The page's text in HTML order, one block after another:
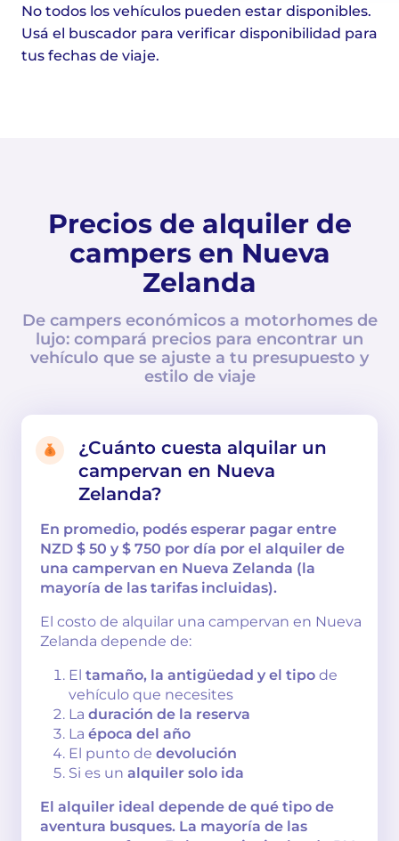
No todos los vehículos pueden estar disponibles.
Usá el buscador para verificar disponibilidad para
tus fechas de viaje.
Precios de alquiler de
campers en Nueva
Zelanda
De campers económicos a motorhomes de
lujo: compará precios para encontrar un
vehículo que se ajuste a tu presupuesto y
estilo de viaje
¿Cuánto cuesta alquilar un
campervan en Nueva
Zelanda?
En promedio, podés esperar pagar entre
NZD $ 50 y $ 750 por día por el alquiler de
una campervan en Nueva Zelanda (la
mayoría de las tarifas incluidas).
El costo de alquilar una campervan en Nueva
Zelanda depende de:
El tamaño, la antigüedad y el tipo de
vehículo que necesites
La duración de la reserva
La época del año
El punto de devolución
Si es un alquiler solo ida
El alquiler ideal depende de qué tipo de
aventura busques. La mayoría de las